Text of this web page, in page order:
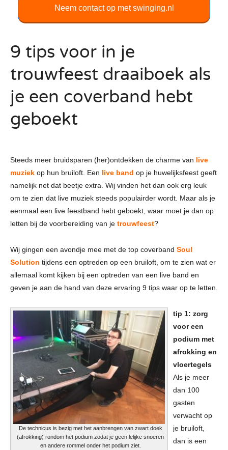
Neem contact op met swinging.nl
9 tips voor in je
trouwfeest draaiboek als
je een coverband hebt
geboekt
Steeds meer bruidsparen (her)ontdekken de charme van live
muziek op hun bruiloft. Een live band op je huwelijksfeest geeft
namelijk net dat beetje extra. Wij vinden het dan ook erg leuk
om te zien dat live muziek steeds populairder wordt. Maar als je
eenmaal een live feestband hebt geboekt, waar moet je dan op
letten bij de voorbereiding van je trouwfeest?
Wij gingen een avondje mee met de top coverband Soul
Solution tijdens een optreden op een bruiloft, om te zien wat er
allemaal komt kijken bij een optreden van een live band en
geven je aan de hand van deze ervaring 9 tips waar op te letten.
De technicus is bezig met het aanbrengen van zwart doek
(afrokking) rondom het podium zodat je geen lelijke snoeren
en andere rommel onder het podium ziet.
tip 1: zorg
voor een
podium met
afrokking en
vloertegels
Als je meer
dan 100
gasten
verwacht op
je bruiloft,
dan is een